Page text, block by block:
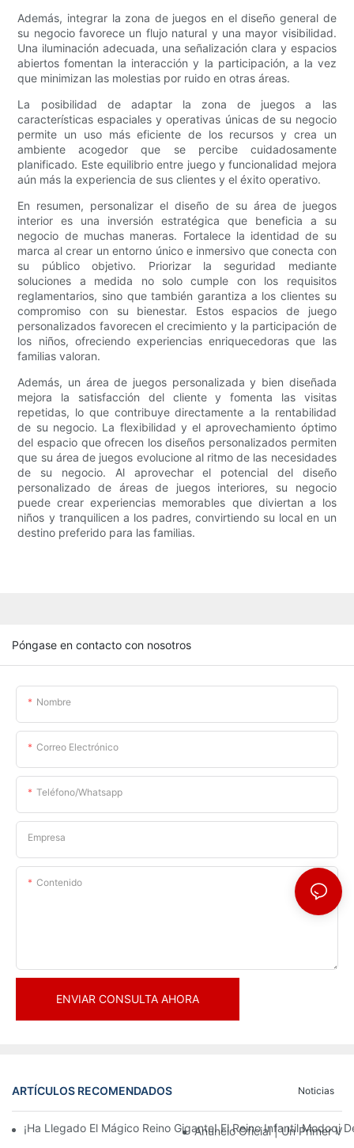
Además, integrar la zona de juegos en el diseño general de
su negocio favorece un flujo natural y una mayor visibilidad.
Una iluminación adecuada, una señalización clara y espacios
abiertos fomentan la interacción y la participación, a la vez
que minimizan las molestias por ruido en otras áreas.
La posibilidad de adaptar la zona de juegos a las
características espaciales y operativas únicas de su negocio
permite un uso más eficiente de los recursos y crea un
ambiente acogedor que se percibe cuidadosamente
planificado. Este equilibrio entre juego y funcionalidad mejora
aún más la experiencia de sus clientes y el éxito operativo.
En resumen, personalizar el diseño de su área de juegos
interior es una inversión estratégica que beneficia a su
negocio de muchas maneras. Fortalece la identidad de su
marca al crear un entorno único e inmersivo que conecta con
su público objetivo. Priorizar la seguridad mediante
soluciones a medida no solo cumple con los requisitos
reglamentarios, sino que también garantiza a los clientes su
compromiso con su bienestar. Estos espacios de juego
personalizados favorecen el crecimiento y la participación de
los niños, ofreciendo experiencias enriquecedoras que las
familias valoran.
Además, un área de juegos personalizada y bien diseñada
mejora la satisfacción del cliente y fomenta las visitas
repetidas, lo que contribuye directamente a la rentabilidad
de su negocio. La flexibilidad y el aprovechamiento óptimo
del espacio que ofrecen los diseños personalizados permiten
que su área de juegos evolucione al ritmo de las necesidades
de su negocio. Al aprovechar el potencial del diseño
personalizado de áreas de juegos interiores, su negocio
puede crear experiencias memorables que diviertan a los
niños y tranquilicen a los padres, convirtiendo su local en un
destino preferido para las familias.
Póngase en contacto con nosotros
Nombre
Correo Electrónico
Teléfono/whatsapp
Empresa
Contenido
ENVIAR CONSULTA AHORA
ARTÍCULOS RECOMENDADOS Noticias
¡Ha Llegado El Mágico Reino Gigante! El Reino Infantil Modoqi
Anuncio Oficial | Un Primer